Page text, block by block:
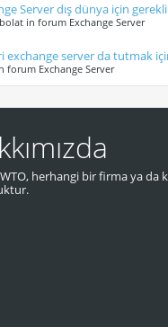
Server dış dünya için
in forum Exchange Server
exchange server da tutmak
forum Exchange Server
herhangi bir firma ya da